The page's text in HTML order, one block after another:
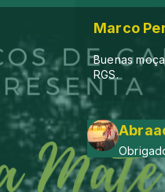
Marco
Buenas
RGS.